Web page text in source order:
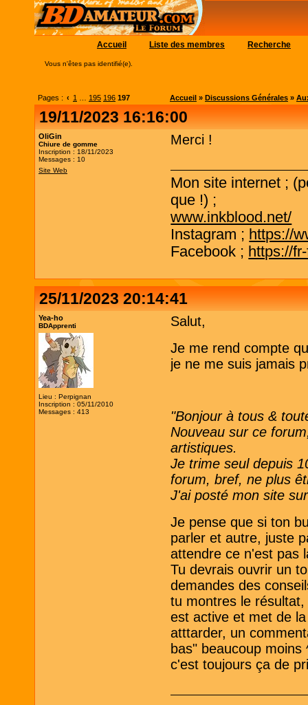
Accueil Liste des membres Recherche
Vous n'êtes pas identifié(e).
Pages : ‹ 1 195 196 197 Accueil » Discussions Générales »
19/11/2023 16:16:00
OliGin
Chiure de gomme
Inscription : 18/11/2023
Messages : 10
Site Web
Merci !
Mon site internet ;
que !) ;
www.inkblood.net/
Instagram ; https://
Facebook ; https://
25/11/2023 20:14:41
Yea-ho
BDApprenti
Lieu : Perpignan
Inscription : 05/11/2010
Messages : 413
Salut,
Je me rend compte
je ne me suis jamais
"Bonjour à tous &
Nouveau sur ce
artistiques.
Je trime seul depuis
forum, bref, ne plus
J'ai posté mon site
Je pense que si ton
parler et autre, juste
attendre ce n'est pas
Tu devrais ouvrir un
demandes des
tu montres le
est active et met de
atttarder, un
bas" beaucoup
c'est toujours ça de